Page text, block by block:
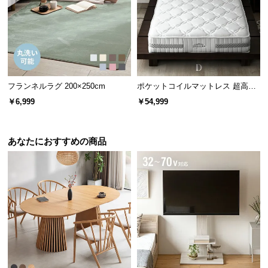
平行配列によるソフトな寝心地
コイル同士の接点が少ないためコイルの独立性が高
く、より柔らかな寝心地を生み出します。
交互配列と平行配列の違い
フランネルラグ 200×250cm
￥6,999
ポケットコイルマットレス 超高密
度3ゾーン 硬め 厚さ24cm D
￥54,999
あなたにおすすめの商品